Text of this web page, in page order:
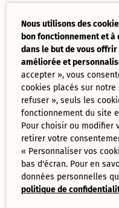
Nous utilisons des
bon fonctionnement et à
dans le but de vous
améliorée et
accepter », vous
cookies placés sur notre
refuser », seuls les
fonctionnement du site
Pour choisir ou modifier
retirer votre
« Personnaliser vos
bas d'écran. Pour en
données personnelles
politique de